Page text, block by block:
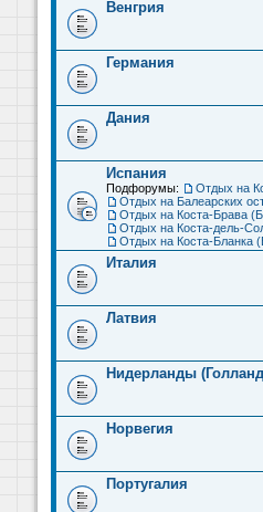
Венгрия
Германия
Дания
Испания
Подфорумы: Отдых на
Отдых на Балеарских
Отдых на Коста-Брава
Отдых на Коста-дель-
Отдых на Коста-Бланка
Италия
Латвия
Нидерланды
Норвегия
Португалия